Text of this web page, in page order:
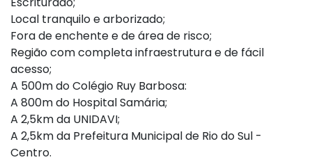
Local tranquilo e arborizado;
Fora de enchente e de área de risco;
Região com completa infraestrutura e de fácil
acesso;
A 500m do Colégio Ruy Barbosa:
A 800m do Hospital Samária;
A 2,5km da UNIDAVI;
A 2,5km da Prefeitura Municipal de Rio do Sul -
Centro.